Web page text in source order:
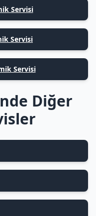
Servisi
Servisi
Servisi
Diğer